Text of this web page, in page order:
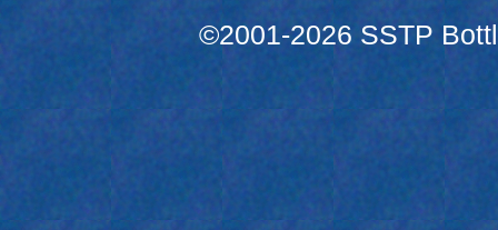
©2001-2026 SSTP